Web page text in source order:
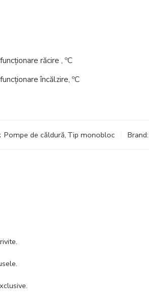
răcire , ºC
încălzire, ºC
Pompe de căldură, Tip monobloc Brand: